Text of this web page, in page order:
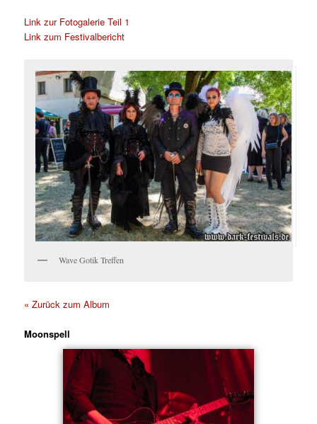
Link zur Fotogalerie Teil 1
Link zum Festivalbericht
Wave Gotik Treffen
« Zurück zum Album
Moonspell